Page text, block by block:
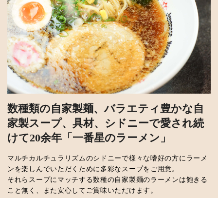
数種類の自家製麺、バラエティ豊かな自
家製スープ、具材、シドニーで愛され続
けて20余年「一番星のラーメン」
マルチカルチュラリズムのシドニーで様々な嗜好の方にラーメ
ンを楽しんでいただくために多彩なスープをご用意。
それらスープにマッチする数種の自家製麺のラーメンは飽きる
こと無く、また安心してご賞味いただけます。